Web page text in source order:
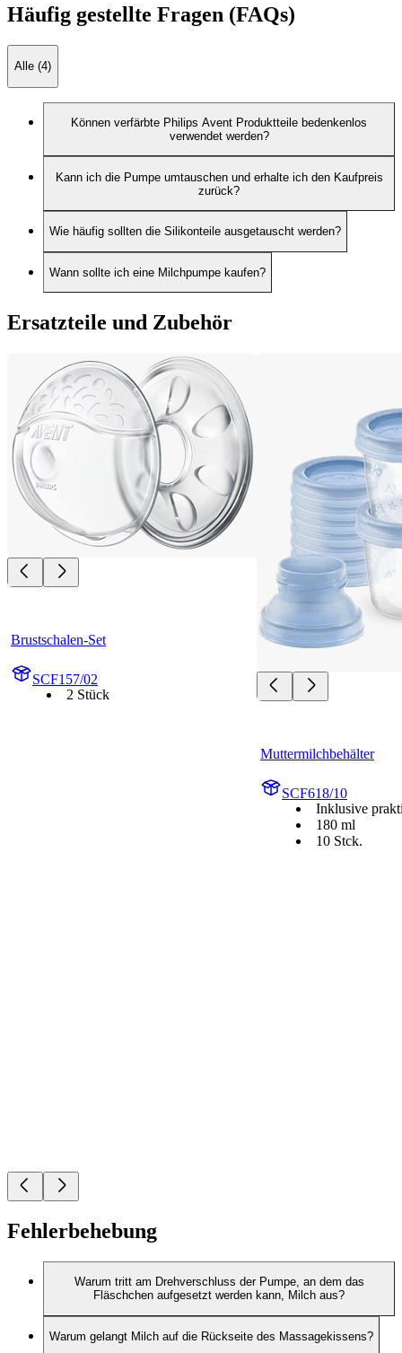
Häufig gestellte Fragen (FAQs)
Alle (4)
Können verfärbte Philips Avent Produktteile bedenkenlos
verwendet werden?
Kann ich die Pumpe umtauschen und erhalte ich den Kaufpreis
zurück?
Wie häufig sollten die Silikonteile ausgetauscht werden?
Wann sollte ich eine Milchpumpe kaufen?
Ersatzteile und Zubehör
Brustschalen-Set
SCF157/02
2 Stück
Muttermilchbehälter
SCF618/10
Inklusive
180 ml
10 Stck.
Fehlerbehebung
Warum tritt am Drehverschluss der Pumpe, an dem das
Fläschchen aufgesetzt werden kann, Milch aus?
Warum gelangt Milch auf die Rückseite des Massagekissens?